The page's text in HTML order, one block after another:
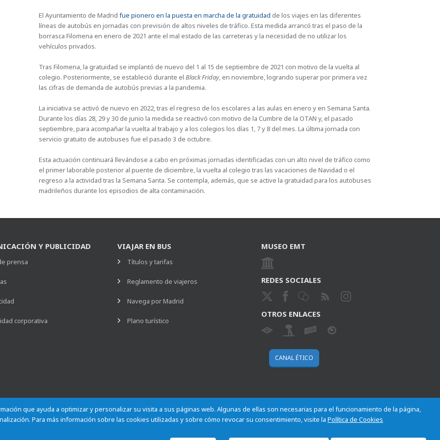
El Ayuntamiento de Madrid fue pionero en la puesta en marcha de la gratuidad de los viajes en las diferentes
líneas de autobús en jornadas con previsión de altos niveles de tráfico. Esta medida arrancó tras el paso de la
borrasca Filomena en enero de 2021 ante el mal estado de las carreteras y la necesidad de no utilizar los
vehículos privados.
Tras Filomena, la gratuidad se implantó de nuevo del 1 al 15 de septiembre de 2021 con motivo de la vuelta al
colegio. Posteriormente, se estableció durante el Black Friday, en noviembre, logrando superar por primera vez
las cifras de demanda de autobús previas a la pandemia.
La iniciativa se activó de nuevo en 2022, tras el regreso de los escolares a las aulas en enero y en Semana Santa.
Durante los días 28, 29 y 30 de junio la medida se reactivó con motivo de la Cumbre de la OTAN y, el pasado
septiembre, para acompañar la vuelta al trabajo y a los colegios los días 1, 7 y 8 del mes. La última jornada con
servicio gratuito de autobuses fue el pasado 3 de octubre.
Esta actuación continuará llevándose a cabo en próximas jornadas identificadas con un alto nivel de tráfico como
el primer laborable posterior al puente de diciembre, la vuelta al colegio tras las vacaciones de Navidad o el
regreso a la actividad tras la Semana Santa. Se contempla, además, que se active la gratuidad para los autobuses
madrileños durante los episodios de alta contaminación.
que ayuda a optimizar y personalizar su visita a sus páginas web. Algunas de ellas son necesarias para el funcionamiento de la página,
Para más información sobre las cookies utilizadas y sobre cómo revocar su consentimiento, visite laPolítica de Cookies
Y PUBLICIDAD
prensa
corporativa
VIAJAR EN BUS
Títulos y tarifas
Reglamento de viajeros
Navega por Madrid
Plano turístico
MUSEO EMT
REDES SOCIALES
OTROS ENLACES
CANAL ÉTICO